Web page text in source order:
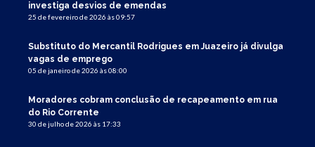
investiga desvios de emendas
25 de fevereiro de 2026 às 09:57
Substituto do Mercantil Rodrigues em Juazeiro já divulga
vagas de emprego
05 de janeiro de 2026 às 08:00
Moradores cobram conclusão de recapeamento em rua
do Rio Corrente
30 de julho de 2026 às 17:33